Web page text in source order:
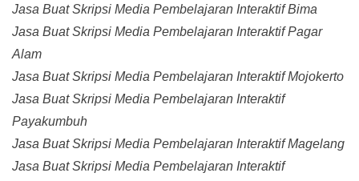
Jasa Buat Skripsi Media Pembelajaran Interaktif Bima
Jasa Buat Skripsi Media Pembelajaran Interaktif Pagar
Alam
Jasa Buat Skripsi Media Pembelajaran Interaktif Mojokerto
Jasa Buat Skripsi Media Pembelajaran Interaktif
Payakumbuh
Jasa Buat Skripsi Media Pembelajaran Interaktif Magelang
Jasa Buat Skripsi Media Pembelajaran Interaktif